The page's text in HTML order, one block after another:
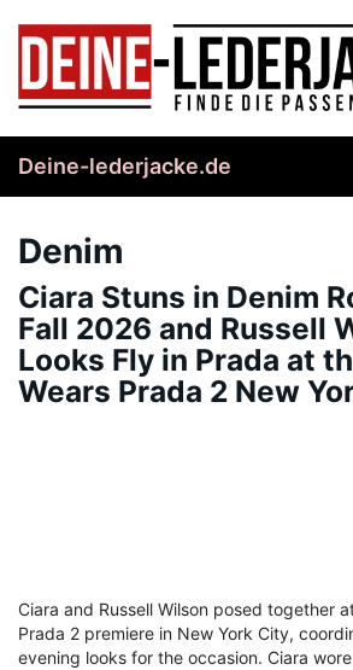
content
Deine-lederjacke.de
Denim
Ciara Stuns in Denim
Fall 2026 and Russell
Looks Fly in Prada at
Wears Prada 2 New
Ciara and Russell Wilson posed together
Prada 2 premiere in New York City,
evening looks for the occasion. Ciara